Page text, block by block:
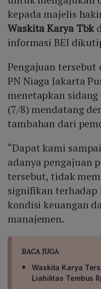
kepada majelis
Waskita Karya Tbk
informasi BEI
Pengajuan
PN Niaga Jakarta
menetapkan
(7/8) mendatang
tambahan dari
“Dapat kami
adanya pengajuan
tersebut, tidak
signifikan terhadap
kondisi keuangan
manajemen.
BACA JUGA
Waskita Karya
Liabilitas Tembus